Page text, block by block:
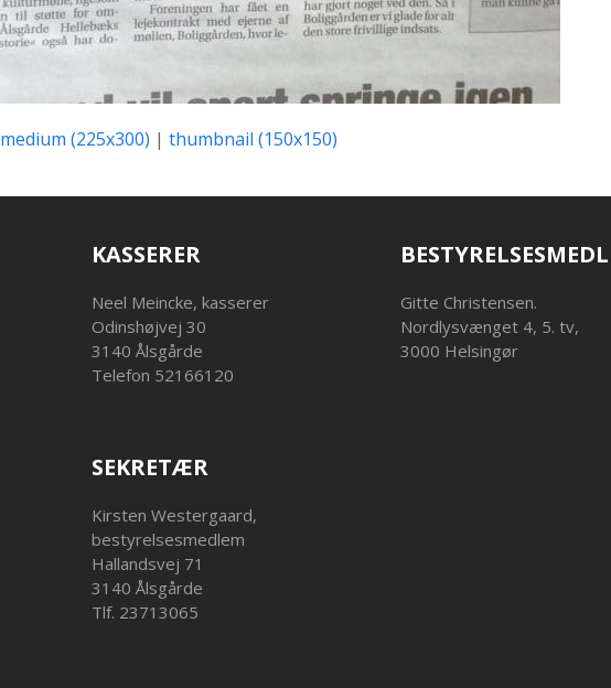
medium (225x300) | thumbnail (150x150)
KASSERER
Neel Meincke, kasserer
Odinshøjvej 30
3140 Ålsgårde
Telefon 52166120
SEKRETÆR
Kirsten Westergaard,
bestyrelsesmedlem
Hallandsvej 71
3140 Ålsgårde
Tlf. 23713065
Gitte Christensen.
Nordlysvænget 4, 5. tv,
3000 Helsingør